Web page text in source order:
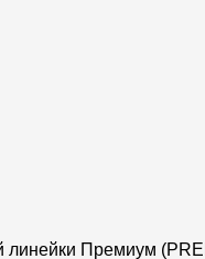
линейки Премиум